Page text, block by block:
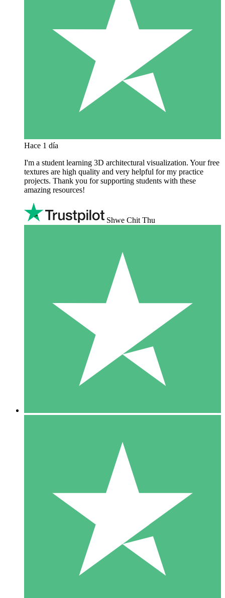
Hace 1 día
I'm a student learning 3D architectural visualization. Your free
textures are high quality and very helpful for my practice
projects. Thank you for supporting students with these
amazing resources!
Shwe Chit Thu